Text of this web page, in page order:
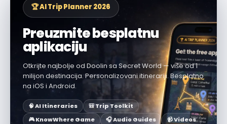
🏆 AI Trip Planner 2026
Preuzmite besplatnu
aplikaciju
Otkrijte najbolje od Doolin sa Secret World — više od 1
milijon destinacija. Personalizovani itinerariji. Besplatno
na iOS i Android.
🧠 AI Itineraries
🎒 Trip Toolkit
🎮 KnowWhere Game
🎧 Audio Guides 📹 Videos